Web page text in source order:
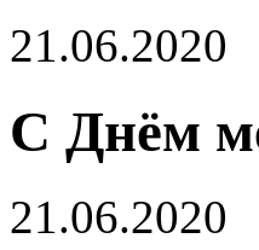
21.06.2020
С Днём
21.06.2020